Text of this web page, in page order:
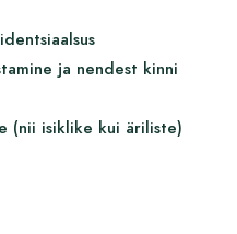
ja nendest kinni
(nii isiklike kui äriliste)